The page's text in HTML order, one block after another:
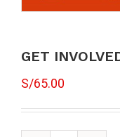
GET
S/65.00